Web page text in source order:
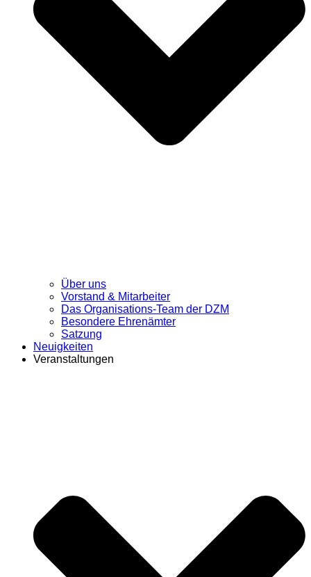
Über uns
Vorstand & Mitarbeiter
Das Organisations-Team der DZM
Besondere Ehrenämter
Satzung
Neuigkeiten
Veranstaltungen